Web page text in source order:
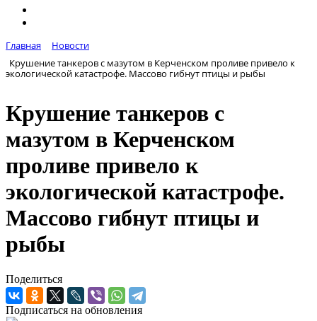
Главная
Новости
Крушение танкеров с мазутом в Керченском проливе привело к
экологической катастрофе. Массово гибнут птицы и рыбы
Крушение танкеров с
мазутом в Керченском
проливе привело к
экологической катастрофе.
Массово гибнут птицы и
рыбы
Поделиться
Подписаться на обновления